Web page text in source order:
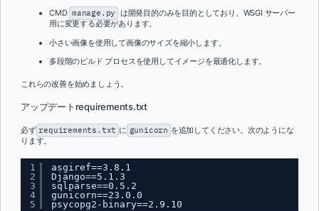
CMD manage.py は開発目的のみを目的としており、WSGI サーバー
用に変更する必要があります。
小さい画像を使用して画像のサイズを縮小します。
多段階のビルド プロセスを使用してイメージを最適化します。
これらの改善を始めましょう。
アップデートrequirements.txt
必ず requirements.txt に gunicorn を追加してください。次のようにな
ります。
1
2
3
4
5
asgiref==3.8.1
Django==5.1.3
sqlparse==0.5.2
gunicorn==23.0.0
psycopg2-binary==2.9.10